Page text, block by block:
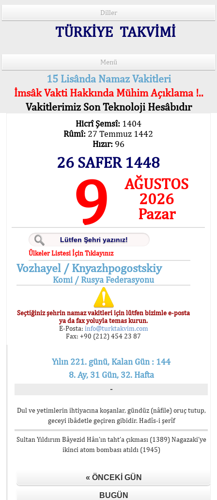
Diller
TÜRKİYE TAKVİMİ
Menü
15 Lisânda Namaz Vakitleri
İmsâk Vakti Hakkında Mühim Açıklama !..
Vakitlerimiz Son Teknoloji Hesâbıdır
Hicrî Şemsî: 1404
Rûmî: 27 Temmuz 1442
Hızır: 96
26 SAFER 1448
9
AĞUSTOS
2026
Pazar
Ülkeler Listesi İçin Tıklayınız
Vozhayel / Knyazhpogostskiy
Komi / Rusya Federasyonu
Seçtiğiniz şehrin namaz vakitleri için lütfen bizimle e-posta
ya da fax yoluyla temas kurun.
E-Posta: info@turktakvim.com
Fax: +90 (212) 454 23 87
Yılın 221. günü, Kalan Gün : 144
8. Ay, 31 Gün, 32. Hafta
-
Dul ve yetimlerin ihtiyacına koşanlar, gündüz (nâfile) oruç tutup,
geceyi ibâdetle geçiren gibidir. Hadîs-i şerîf
Sultan Yıldırım Bâyezid Hân’ın taht’a çıkması (1389) Nagazaki’ye
ikinci atom bombası atıldı (1945)
« ÖNCEKI GÜN
BUGÜN